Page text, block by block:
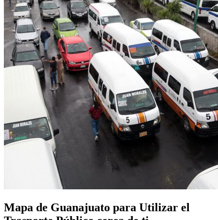
Mapa de Guanajuato para Utilizar el